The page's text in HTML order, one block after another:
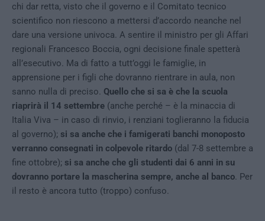
chi dar retta, visto che il governo e il Comitato tecnico
scientifico non riescono a mettersi d’accordo neanche nel
dare una versione univoca. A sentire il ministro per gli Affari
regionali Francesco Boccia, ogni decisione finale spetterà
all’esecutivo. Ma di fatto a tutt’oggi le famiglie, in
apprensione per i figli che dovranno rientrare in aula, non
sanno nulla di preciso. Quello che si sa è che la scuola
riaprirà il 14 settembre (anche perché – è la minaccia di
Italia Viva – in caso di rinvio, i renziani toglieranno la fiducia
al governo); si sa anche che i famigerati banchi monoposto
verranno consegnati in colpevole ritardo (dal 7-8 settembre a
fine ottobre); si sa anche che gli studenti dai 6 anni in su
dovranno portare la mascherina sempre, anche al banco . Per
il resto è ancora tutto (troppo) confuso.